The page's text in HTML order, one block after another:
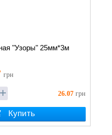
"Узоры" 25мм*3м
грн
26.07 грн
Купить